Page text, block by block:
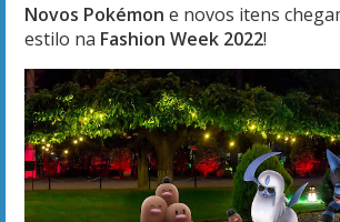
Novos Pokémon e novos itens
estilo na Fashion Week 2022!